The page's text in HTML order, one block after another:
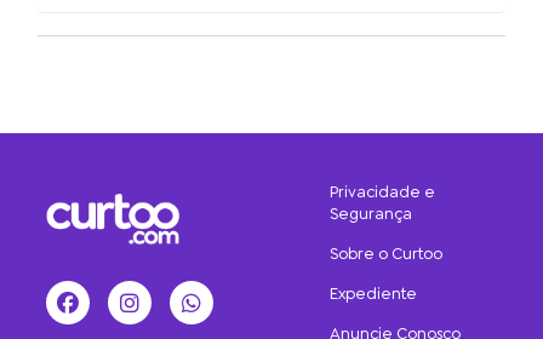
FacebookInstagramWhatsApp
Privacidade e
Segurança
Sobre o Curtoo
Expediente
Anuncie Conosco